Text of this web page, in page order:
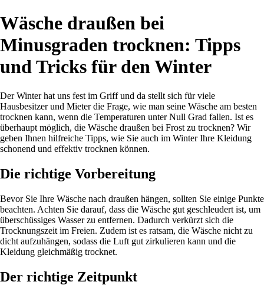
Wäsche draußen bei
Minusgraden trocknen: Tipps
und Tricks für den Winter
Der Winter hat uns fest im Griff und da stellt sich für viele
Hausbesitzer und Mieter die Frage, wie man seine Wäsche am besten
trocknen kann, wenn die Temperaturen unter Null Grad fallen. Ist es
überhaupt möglich, die Wäsche draußen bei Frost zu trocknen? Wir
geben Ihnen hilfreiche Tipps, wie Sie auch im Winter Ihre Kleidung
schonend und effektiv trocknen können.
Die richtige Vorbereitung
Bevor Sie Ihre Wäsche nach draußen hängen, sollten Sie einige Punkte
beachten. Achten Sie darauf, dass die Wäsche gut geschleudert ist, um
überschüssiges Wasser zu entfernen. Dadurch verkürzt sich die
Trocknungszeit im Freien. Zudem ist es ratsam, die Wäsche nicht zu
dicht aufzuhängen, sodass die Luft gut zirkulieren kann und die
Kleidung gleichmäßig trocknet.
Der richtige Zeitpunkt